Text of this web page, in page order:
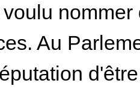
Au